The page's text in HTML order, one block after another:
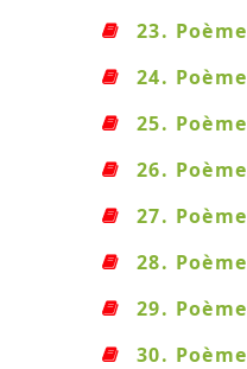
23.
24.
25.
26.
27.
28.
29.
30.